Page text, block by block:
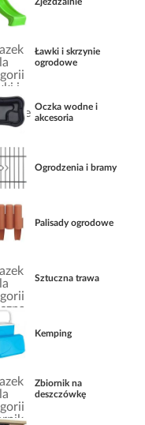
Ławki i skrzynie
ogrodowe
Oczka wodne i
akcesoria
Ogrodzenia i bramy
Palisady ogrodowe
Sztuczna trawa
Kemping
Zbiornik na
deszczówkę